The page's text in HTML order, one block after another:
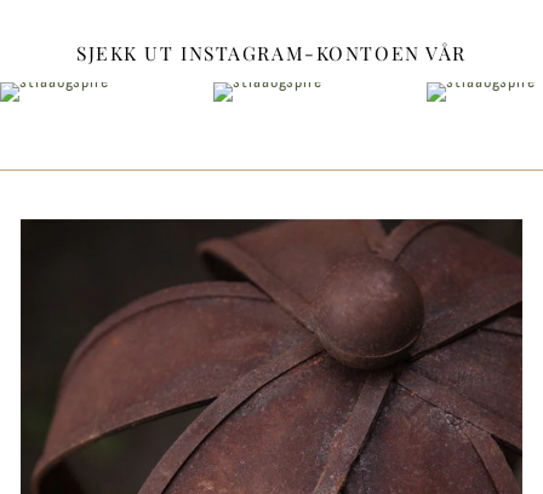
SJEKK UT INSTAGRAM-KONTOEN VÅR